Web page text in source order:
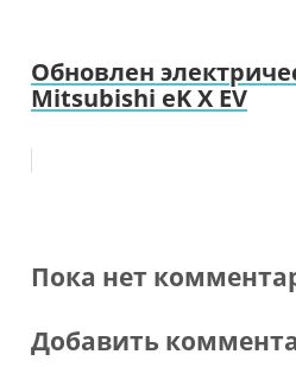
Обновлен
Mitsubishi eK X EV
Пока нет
Добавить